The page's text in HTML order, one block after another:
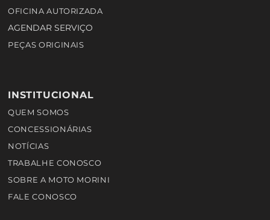
OFICINA AUTORIZADA
AGENDAR SERVIÇO
PEÇAS ORIGINAIS
INSTITUCIONAL
QUEM SOMOS
CONCESSIONÁRIAS
NOTÍCIAS
TRABALHE CONOSCO
SOBRE A MOTO MORINI
FALE CONOSCO